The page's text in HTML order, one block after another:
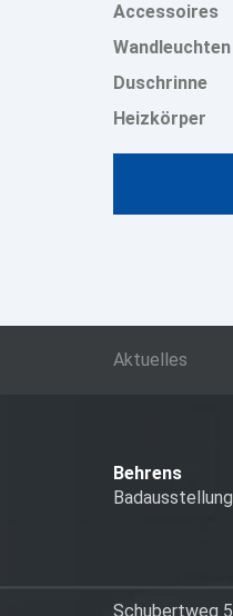
Accessoires
Wandleuchten
Duschrinne
Heizkörper
Aktuelles
Behrens
Badausstellung
Schubertweg 5